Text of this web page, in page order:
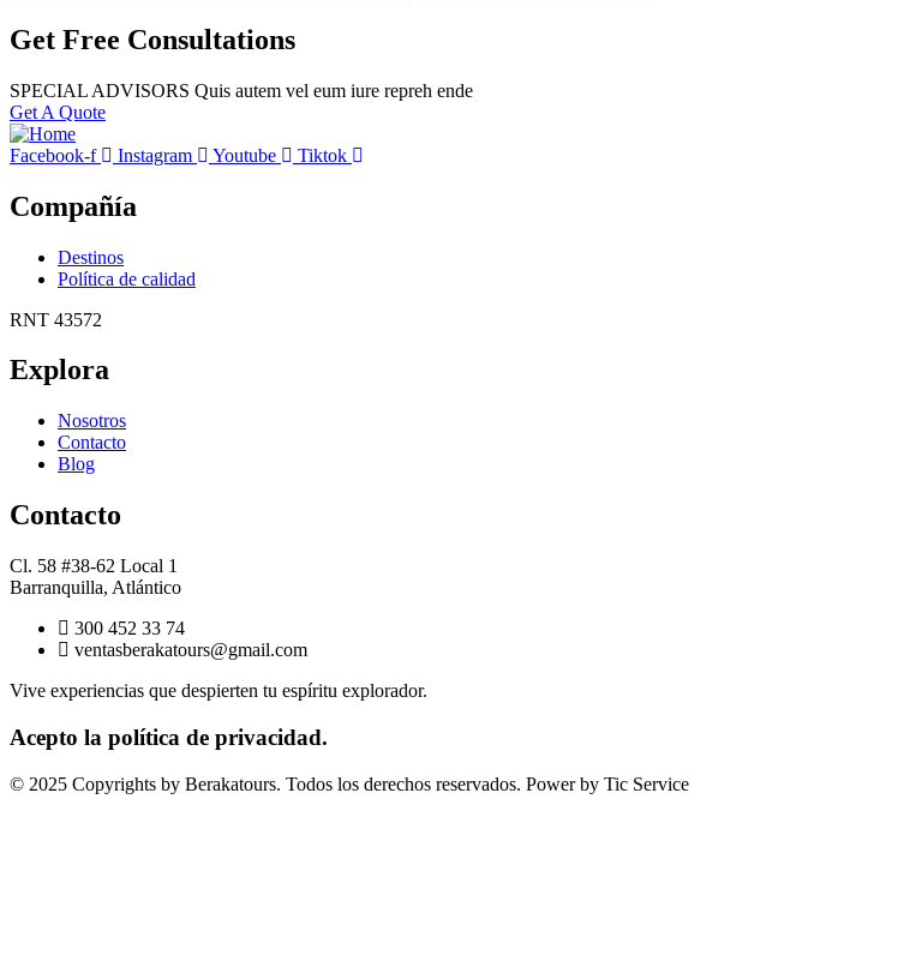
Get Free Consultations
SPECIAL ADVISORS Quis autem vel eum iure repreh ende
Get A Quote
Facebook-f Instagram Youtube Tiktok
Compañía
Destinos
Política de calidad
RNT 43572
Explora
Nosotros
Contacto
Blog
Contacto
Cl. 58 #38-62 Local 1
Barranquilla, Atlántico
300 452 33 74
ventasberakatours@gmail.com
Vive experiencias que despierten tu espíritu explorador.
Acepto la política de privacidad.
© 2025 Copyrights by Berakatours. Todos los derechos reservados. Power by Tic Service